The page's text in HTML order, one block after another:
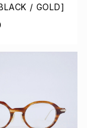
/ GOLD]